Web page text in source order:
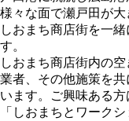
様々な面で瀬戸田が大
しおまち商店街を一
す。
しおまち商店街内の
業者、その他施策を
います。ご興味ある方
「しおまちとワーク